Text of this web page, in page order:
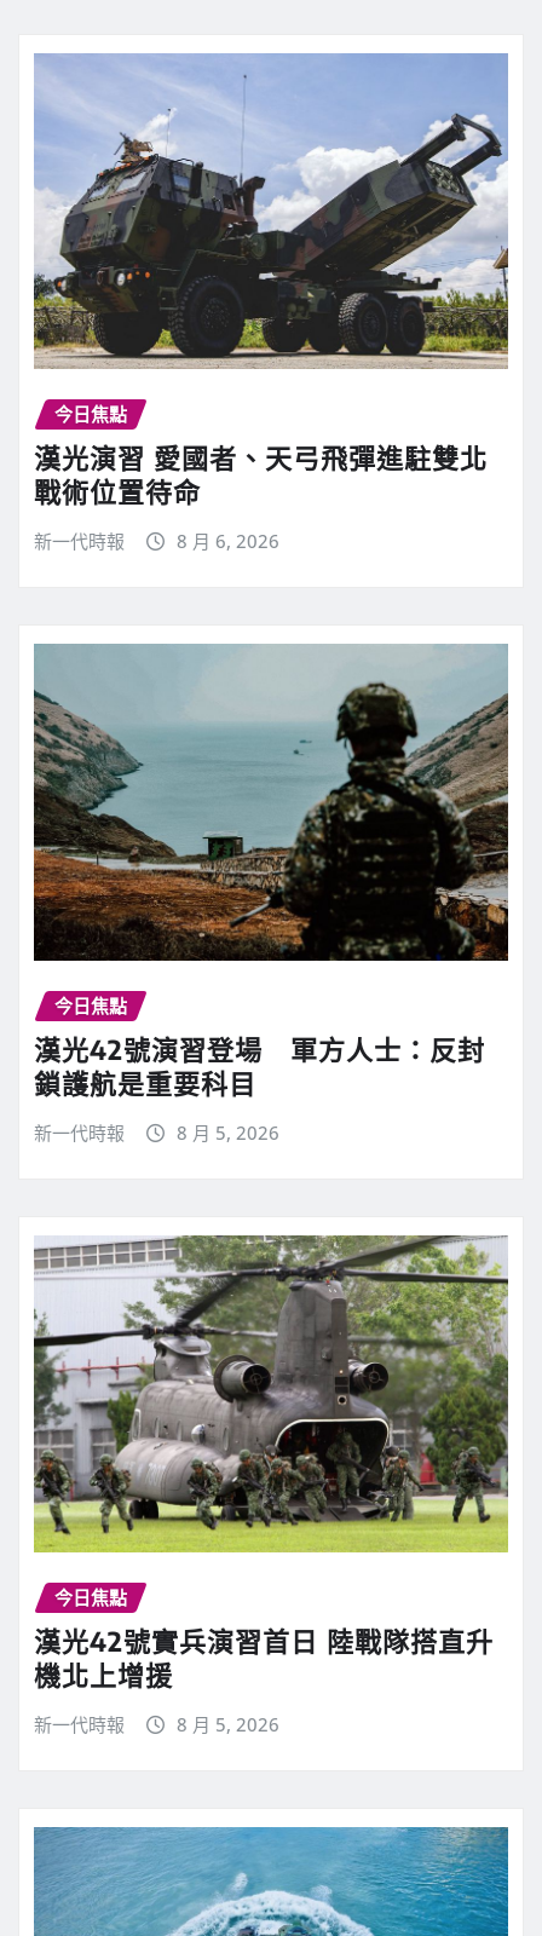
今日焦點
漢光演習 愛國者、天弓飛彈進駐雙北
戰術位置待命
新一代時報 8 月 6, 2026
今日焦點
漢光42號演習登場 軍方人士：反封
鎖護航是重要科目
新一代時報 8 月 5, 2026
今日焦點
漢光42號實兵演習首日 陸戰隊搭直升
機北上增援
新一代時報 8 月 5, 2026